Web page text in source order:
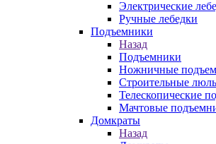
Электрические
Ручные лебедки
Подъемники
Назад
Подъемники
Ножничные
Строительные
Телескопические
Мачтовые
Домкраты
Назад